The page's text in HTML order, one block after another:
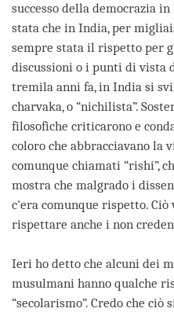
successo della democrazia
stata che in India, per
sempre stata il rispetto per
discussioni o i punti di vista
tremila anni fa, in India si
charvaka, o “nichilista”.
filosofiche criticarono e
coloro che abbracciavano la
comunque chiamati “rishi”,
mostra che malgrado i
c'era comunque rispetto.
rispettare anche i non
Ieri ho detto che alcuni dei
musulmani hanno qualche
“secolarismo”. Credo che